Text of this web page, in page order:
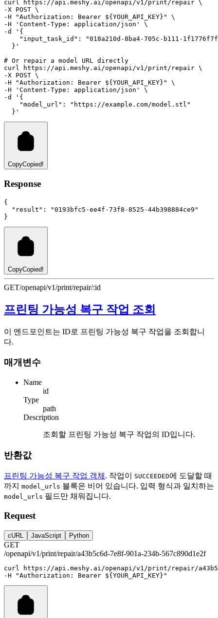
curl https://api.meshy.ai/openapi/v1/print/repair \
-X POST \
-H
"Authorization: Bearer ${YOUR_API_KEY}"
\
-H
'Content-Type: application/json'
\
-d
'{
"input_task_id": "018a210d-8ba4-705c-b111-
  }'
# Or repair a model URL directly
curl
https://api.meshy.ai/openapi/v1/print/repair \
-X POST \
-H
"Authorization: Bearer ${YOUR_API_KEY}"
\
-H
'Content-Type: application/json'
\
-d
'{
    "model_url": "https://example.com/model.stl"
  }'
CopyCopied!
Response
{
"result" :
"0193bfc5-ee4f-73f8-8525-44b398884ce9"
}
CopyCopied!
GET/openapi/v1/print/repair/:id
프린팅 가능성 복구 작업 조회
이 엔드포인트는 ID로 프린팅 가능성 복구 작업을 조회합니
다.
매개변수
Name
id
Type
path
Description
조회할 프린팅 가능성 복구 작업의 ID입니다.
반환값
프린팅 가능성 복구 작업 객체 . 작업이 SUCCEEDED에 도달할 때
까지 model_urls 블록은 비어 있습니다. 입력 형식과 일치하는
model_urls 필드만 채워집니다.
Request
cURL JavaScript Python
GET
/openapi/v1/print/repair/a43b5c6d-7e8f-901a-234b-567c890d1e2f
curl
https://api.meshy.ai/openapi/v1/print/repair/
-H
"Authorization: Bearer ${YOUR_API_KEY}"